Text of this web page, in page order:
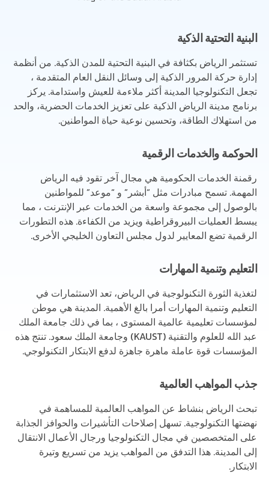
البنية التحتية الذكية
تستثمر الرياض بكثافة في البنية التحتية للمدن الذكية. من أنظمة
إدارة حركة المرور الذكية إلى وسائل النقل العام المتقدمة ،
تجعل التكنولوجيا المدينة أكثر ملاءمة للعيش واستدامة. يركز
برنامج مدينة الرياض الذكية على تعزيز الخدمات الحضرية، والحد
من استهلاك الطاقة، وتحسين نوعية حياة المواطنين.
الحوكمة والخدمات الرقمية
رقمنة الخدمات الحكومية هي مجال آخر تقود فيه الرياض
المهمة. تسمح مبادرات مثل “أبشر” و “موعد” للمواطنين
بالوصول إلى مجموعة واسعة من الخدمات عبر الإنترنت ، مما
يبسط العمليات البيروقراطية ويزيد من الكفاءة. هذه التطورات
الرقمية تضع المعايير لدول مجلس التعاون الخليجي الأخرى.
التعليم وتنمية المهارات
لتغذية الثورة التكنولوجية في الرياض، تعد الاستثمارات في
التعليم وتنمية المهارات أمرا بالغ الأهمية. المدينة هي موطن
لمؤسسات تعليمية عالمية المستوى ، بما في ذلك جامعة الملك
عبد الله للعلوم والتقنية (KAUST) وجامعة الملك سعود. تنتج هذه
المؤسسات قوة عاملة ماهرة جاهزة لدفع الابتكار التكنولوجي.
جذب المواهب العالمية
تبحث الرياض بنشاط عن المواهب العالمية للمساهمة في
نهضتها التكنولوجية. تسهل إصلاحات التأشيرات والحوافز الجذابة
على المتخصصين في مجال التكنولوجيا ورجال الأعمال الانتقال
إلى المدينة. هذا التدفق من المواهب يزيد من تسريع وتيرة
الابتكار.